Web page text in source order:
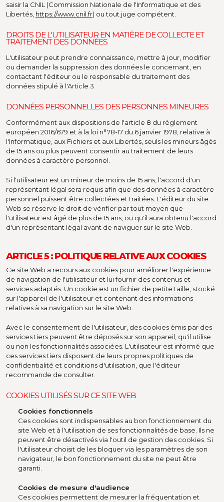
saisir la CNIL (Commission Nationale de l'Informatique et des
Libertés, https://www.cnil.fr) ou tout juge compétent.
DROITS DE L'UTILISATEUR EN MATIÈRE DE COLLECTE ET
TRAITEMENT DES DONNÉES
L'utilisateur peut prendre connaissance, mettre à jour, modifier
ou demander la suppression des données le concernant, en
contactant l'éditeur ou le responsable du traitement des
données stipulé à l'Article 3.
DONNÉES PERSONNELLES DES PERSONNES MINEURES
Conformément aux dispositions de l'article 8 du règlement
européen 2016/679 et à la loi n°78-17 du 6 janvier 1978, relative à
l'Informatique, aux Fichiers et aux Libertés, seuls les mineurs âgés
de 15 ans ou plus peuvent consentir au traitement de leurs
données à caractère personnel.
Si l'utilisateur est un mineur de moins de 15 ans, l'accord d'un
représentant légal sera requis afin que des données à caractère
personnel puissent être collectées et traitées. L'éditeur du site
Web se réserve le droit de vérifier par tout moyen que
l'utilisateur est âgé de plus de 15 ans, ou qu'il aura obtenu l'accord
d'un représentant légal avant de naviguer sur le site Web.
ARTICLE 5 : POLITIQUE RELATIVE AUX COOKIES
Ce site Web a recours aux cookies pour améliorer l'expérience
de navigation de l'utilisateur et lui fournir des contenus et
services adaptés. Un cookie est un fichier de petite taille, stocké
sur l'appareil de l'utilisateur et contenant des informations
relatives à sa navigation sur le site Web.
Avec le consentement de l'utilisateur, des cookies émis par des
services tiers peuvent être déposés sur son appareil, qu'il utilise
ou non les fonctionnalités associées. L'utilisateur est informé que
ces services tiers disposent de leurs propres politiques de
confidentialité et conditions d'utilisation, que l'éditeur
recommande de consulter.
COOKIES UTILISÉS SUR CE SITE WEB
Cookies fonctionnels
Ces cookies sont indispensables au bon fonctionnement du
site Web et à l'utilisation de ses fonctionnalités de base. Ils ne
peuvent être désactivés via l'outil de gestion des cookies. Si
l'utilisateur choisit de les bloquer via les paramètres de son
navigateur, le bon fonctionnement du site ne peut être
garanti.
Cookies de mesure d'audience
Ces cookies permettent de mesurer la fréquentation et